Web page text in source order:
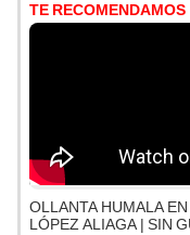
TE RECOMENDAMOS
OLLANTA HUMALA
LÓPEZ ALIAGA | SIN